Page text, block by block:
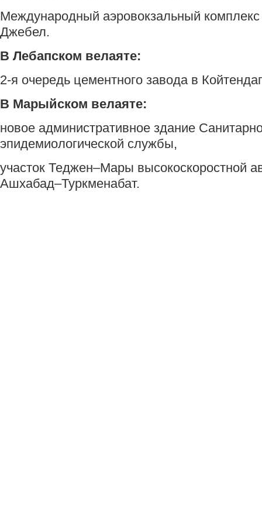
Международный аэровокзальный комплекс
Джебел.
В Лебапском велаяте:
2-я очередь цементного завода в
В Марыйском велаяте:
новое административное здание
эпидемиологической службы,
участок Теджен–Мары высокоскоростной
Ашхабад–Туркменабат.